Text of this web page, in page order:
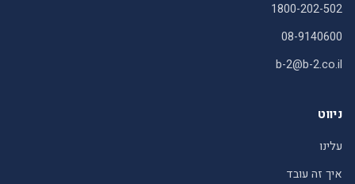
1800-202-502
08-9140600
b-2@b-2.co.il
ניווט
עלינו
איך זה עובד